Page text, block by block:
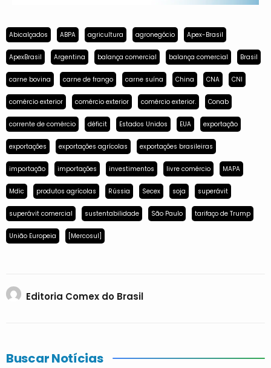
Abicalçados ABPA agricultura agronegócio Apex-Brasil
ApexBrasil Argentina balança comercial balança comercial Brasil
carne bovina carne de frango carne suína China CNA CNI
comércio exterior comércio exterior comércio exterior. Conab
corrente de comércio déficit Estados Unidos EUA exportação
exportações exportações agrícolas exportações brasileiras
importação importações investimentos livre comércio MAPA
Mdic produtos agrícolas Rússia Secex soja superávit
superávit comercial sustentabilidade São Paulo tarifaço de Trump
União Europeia [Mercosul]
Editoria Comex do Brasil
Buscar Notícias